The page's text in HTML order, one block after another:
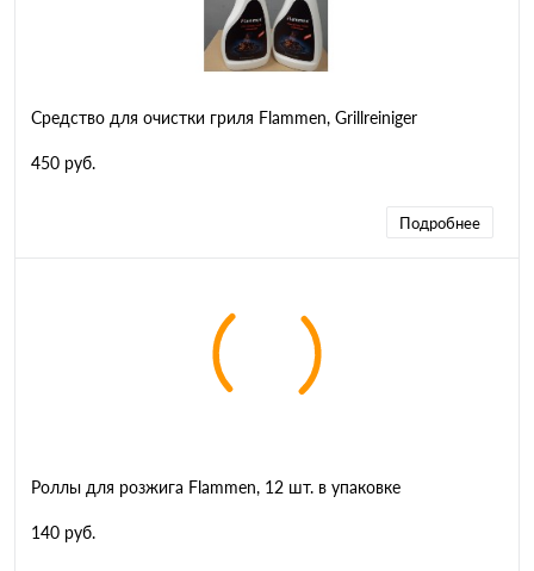
Средство для очистки гриля Flammen, Grillreiniger
450 руб.
Подробнее
Роллы для розжига Flammen, 12 шт. в упаковке
140 руб.